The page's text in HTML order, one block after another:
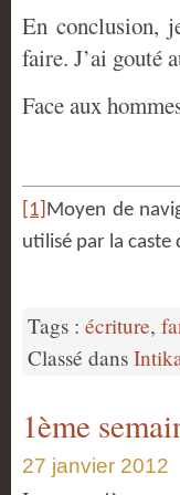
En conclusion,
faire. J’ai gouté
Face aux
[1] Moyen de
utilisé par la caste
Tags : écriture,
Classé dans
1ème
27 janvier 2012